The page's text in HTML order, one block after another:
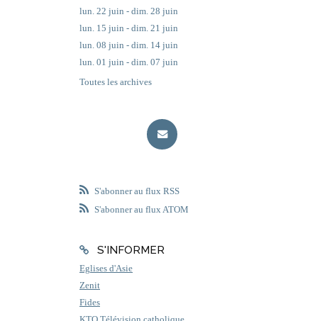
lun. 22 juin - dim. 28 juin
lun. 15 juin - dim. 21 juin
lun. 08 juin - dim. 14 juin
lun. 01 juin - dim. 07 juin
Toutes les archives
S'abonner au flux RSS
S'abonner au flux ATOM
S'INFORMER
Eglises d'Asie
Zenit
Fides